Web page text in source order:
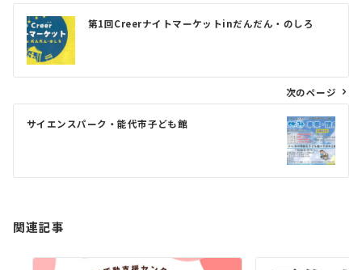
投
稿
ナ
第1回Creerナイトマーケットinだんだん・のしろ
次のページ
サイエンスパーク・能代市子ども館
関連記事